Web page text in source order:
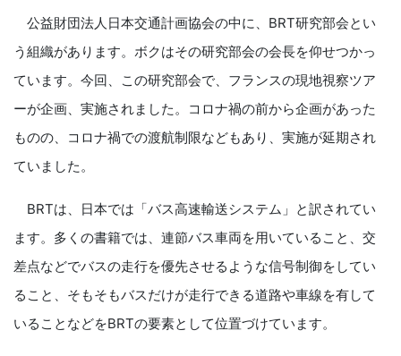
公益財団法人日本交通計画協会の中に、BRT研究部会とい
う組織があります。ボクはその研究部会の会長を仰せつかっ
ています。今回、この研究部会で、フランスの現地視察ツア
ーが企画、実施されました。コロナ禍の前から企画があった
ものの、コロナ禍での渡航制限などもあり、実施が延期され
ていました。
BRTは、日本では「バス高速輸送システム」と訳されてい
ます。多くの書籍では、連節バス車両を用いていること、交
差点などでバスの走行を優先させるような信号制御をしてい
ること、そもそもバスだけが走行できる道路や車線を有して
いることなどをBRTの要素として位置づけています。